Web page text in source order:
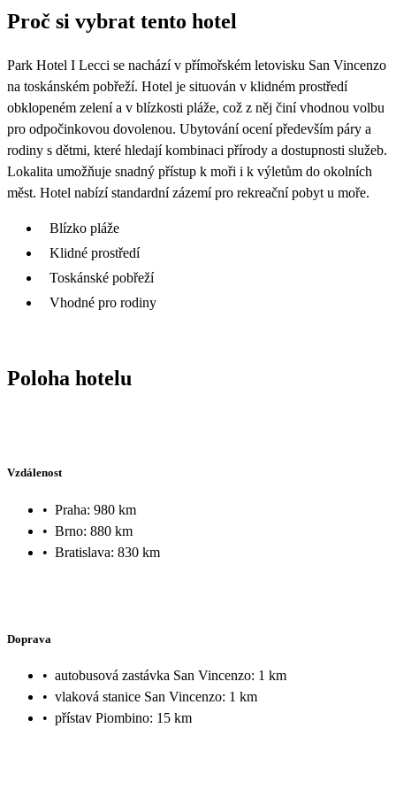
26 27 28 29
Proč si vybrat tento hotel
Park Hotel I Lecci se nachází v přímořském letovisku San Vincenzo
na toskánském pobřeží. Hotel je situován v klidném prostředí
obklopeném zelení a v blízkosti pláže, což z něj činí vhodnou volbu
pro odpočinkovou dovolenou. Ubytování ocení především páry a
rodiny s dětmi, které hledají kombinaci přírody a dostupnosti služeb.
Lokalita umožňuje snadný přístup k moři i k výletům do okolních
měst. Hotel nabízí standardní zázemí pro rekreační pobyt u moře.
Blízko pláže
Klidné prostředí
Toskánské pobřeží
Vhodné pro rodiny
Poloha hotelu
Vzdálenost
• Praha: 980 km
• Brno: 880 km
• Bratislava: 830 km
Doprava
• autobusová zastávka San Vincenzo: 1 km
• vlaková stanice San Vincenzo: 1 km
• přístav Piombino: 15 km